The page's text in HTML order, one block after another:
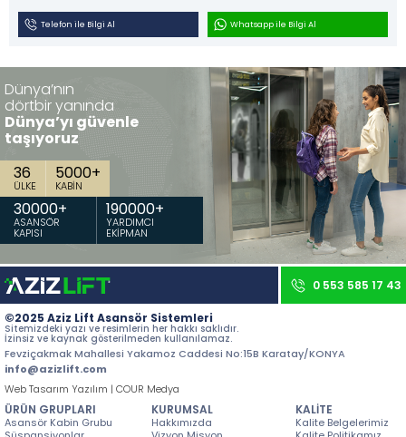
Tüm hakkı saklıdır. Sitemizde kullanılan tüm içerik ve görseller
Aziz Lift'e ait olup izinsiz kullanımı hukuki yaptırıma tabidir.
Tüm Ürünler
Telefon ile Bilgi Al Whatsapp ile Bilgi Al
Dünya’nın
dörtbir yanında
Dünya’yı güvenle
taşıyoruz
36
ÜLKE
5000+
KABİN
30000+
ASANSÖR
KAPISI
190000+
YARDIMCI
EKİPMAN
0 553 585 17 43
©2025 Aziz Lift Asansör Sistemleri
Sitemizdeki yazı ve resimlerin her hakkı saklıdır.
İzinsiz ve kaynak gösterilmeden kullanılamaz.
Fevziçakmak Mahallesi Yakamoz Caddesi No:15B Karatay/KONYA
info@azizlift.com
Web Tasarım Yazılım | COUR Medya
ÜRÜN GRUPLARI
Asansör Kabin Grubu
KURUMSAL
Hakkımızda
KALİTE
Kalite Belgelerimiz